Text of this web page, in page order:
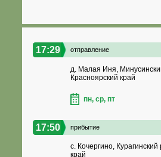
17:29 отправление
д. Малая Иня,
Красноярский край
пн, ср, пт
17:50 прибытие
с. Кочергино,
край